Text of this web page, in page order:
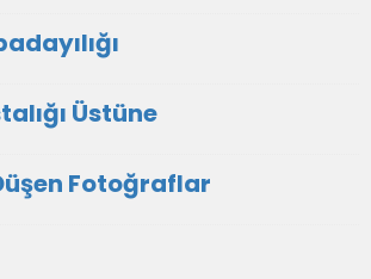
Üstüne
Fotoğraflar